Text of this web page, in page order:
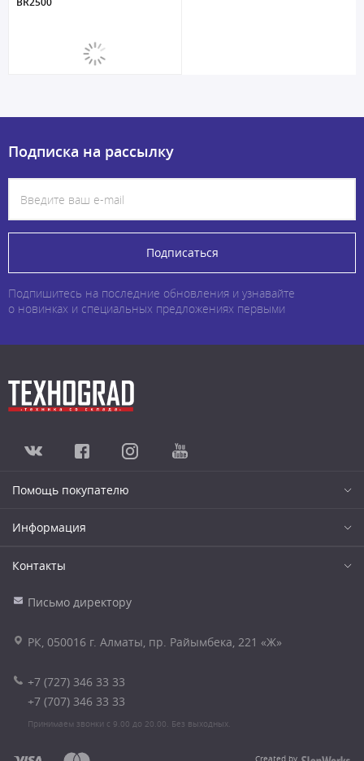
Подписка на рассылку
Подписаться
Подпишитесь на последние обновления и узнавайте
о новинках и специальных предложениях первыми
Помощь покупателю
Информация
Контакты
Письмо директору
РК, 050016 г. Алматы, пр. Райымбека, 221 «Ж»
+7 (727) 346 33 33
+7 (707) 346 33 33
Принимаем звонки с 9.00 до 20.00. Без выходных.